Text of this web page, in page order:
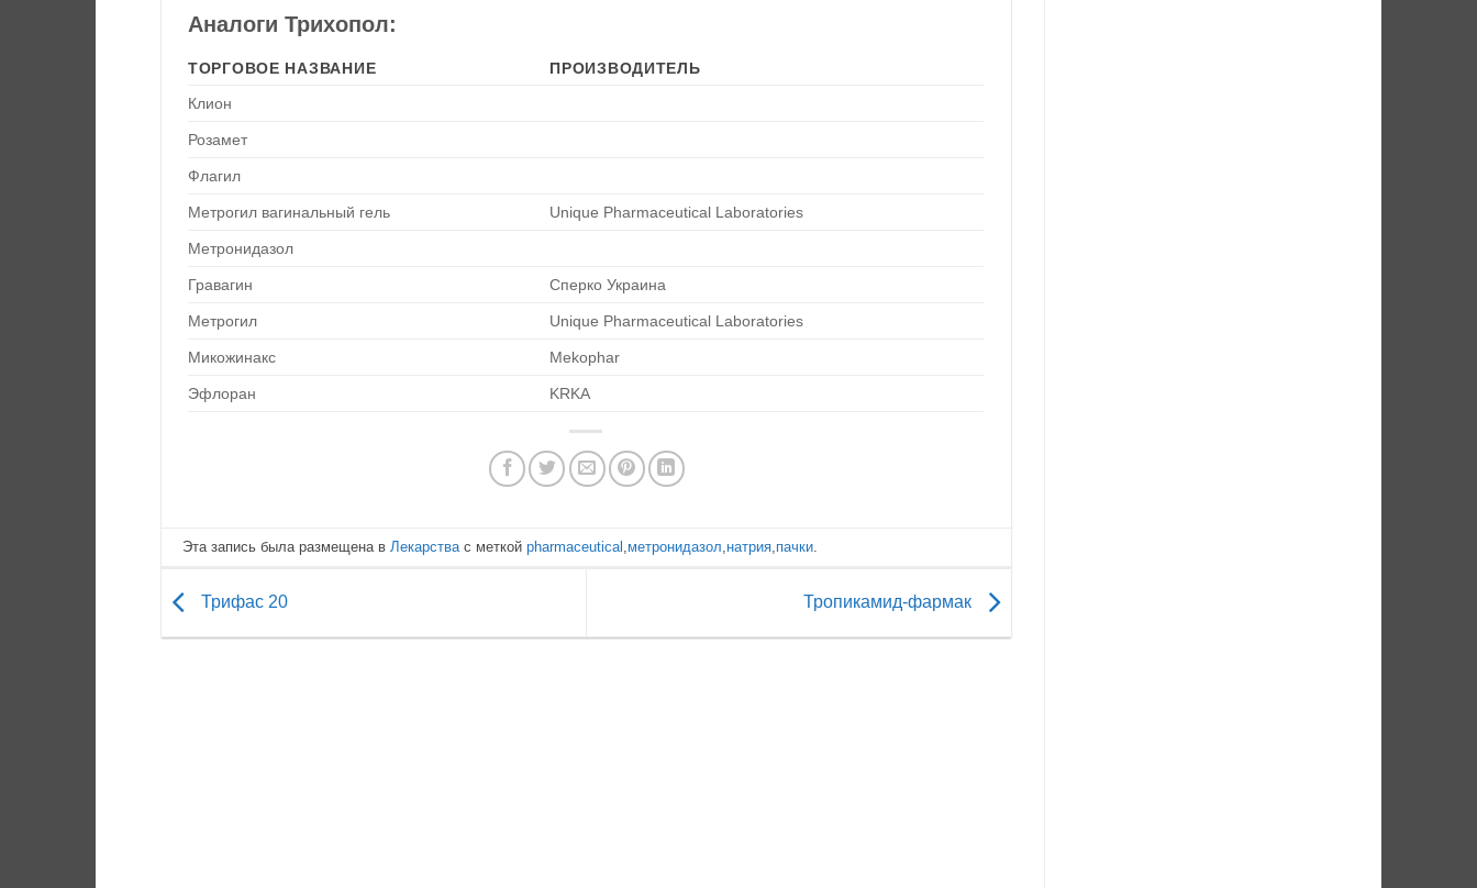
Аналоги Трихопол:
ТОРГОВОЕ НАЗВАНИЕ
ПРОИЗВОДИТЕЛЬ
Клион
Розамет
Флагил
Метрогил вагинальный гель Unique Pharmaceutical Laboratories
Метронидазол
Гравагин Сперко Украина
Метрогил Unique Pharmaceutical Laboratories
Микожинакс Mekophar
Эфлоран KRKA
Эта запись была размещена в Лекарства с меткойpharmaceutical метронидазол натрия пачки
Трифас 20 Тропикамид-фармак